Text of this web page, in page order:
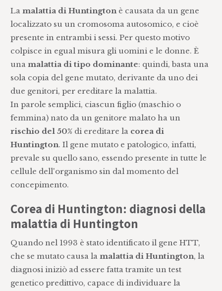
Lamalattia di Huntingtonè causata da un gene
localizzato su un cromosoma autosomico, e cioè
presente in entrambi i sessi. Per questo motivo
colpisce in egual misura gli uomini e le donne. È
unamalattia di tipo dominante: quindi, basta una
sola copia del gene mutato, derivante da uno dei
due genitori, per ereditare la malattia.
In parole semplici, ciascun figlio (maschio o
femmina) nato da un genitore malato ha un
rischio del 50% di ereditare la corea di
Huntington. Il gene mutato e patologico, infatti,
prevale su quello sano, essendo presente in tutte le
cellule dell'organismo sin dal momento del
concepimento.
Corea di Huntington: diagnosi della
malattia di Huntington
Quando nel 1993 è stato identificato il gene HTT,
che se mutato causa lamalattia di Huntington, la
diagnosi iniziò ad essere fatta tramite un test
genetico predittivo, capace di individuare la